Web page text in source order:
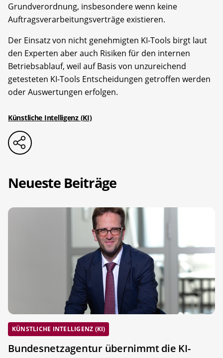
Grundverordnung, insbesondere wenn keine
Auftragsverarbeitungsverträge existieren.
Der Einsatz von nicht genehmigten KI-Tools birgt laut
den Experten aber auch Risiken für den internen
Betriebsablauf, weil auf Basis von unzureichend
getesteten KI-Tools Entscheidungen getroffen werden
oder Auswertungen erfolgen.
Künstliche Intelligenz (KI)
Neueste Beiträge
KÜNSTLICHE INTELLIGENZ (KI)
Bundesnetzagentur übernimmt die KI-